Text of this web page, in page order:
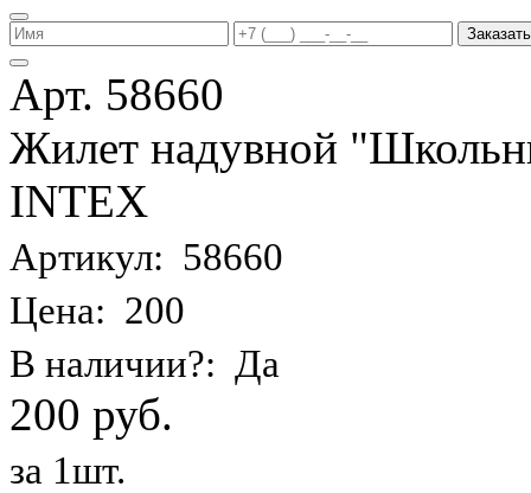
Заказать
Арт. 58660
Жилет надувной
INTEX
Артикул: 58660
Цена: 200
В наличии?: Да
200 руб.
за 1шт.